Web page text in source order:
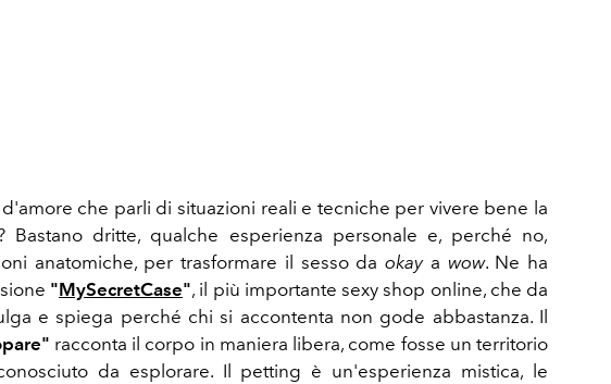
che parli di situazioni reali e tecniche per vivere bene la
Bastano dritte, qualche esperienza personale e, perché no,
anatomiche, per trasformare il sesso da okaya wow. Ne ha
"MySecretCase", il più importante sexy shop online, che da
e spiega perché chi si accontenta non gode abbastanza. Il
racconta il corpo in maniera libera, come fosse un territorio
da esplorare. Il petting è un'esperienza mistica, le